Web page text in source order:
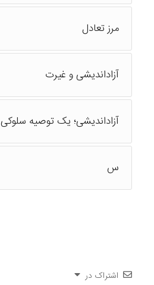
مرز تعادل
آزاداندیشی و غیرت
آزاداندیشی؛ یک توصیه سلوکی
س
اشتراک در